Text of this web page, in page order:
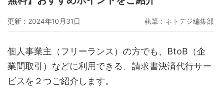
更新：2024年10月31日 執筆： ネトデジ編集部
個人事業主（フリーランス）の方でも、BtoB（企
業間取引）などに利用できる、請求書決済代行サー
ビスを２つご紹介します。